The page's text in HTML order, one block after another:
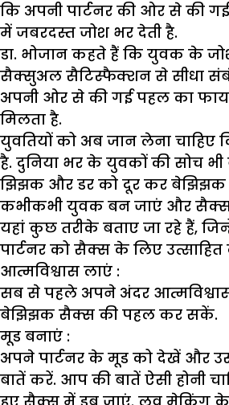
कि अपनी पार्टनर की ओर से की
में जबरदस्त जोश भर देती है.
डा. भोजान कहते हैं कि युवक के
सैक्सुअल सैटिस्फैक्शन से सीधा
अपनी ओर से की गई पहल का
मिलता है.
युवतियों को अब जान लेना चाहिए
है. दुनिया भर के युवकों की सोच भी
झिझक और डर को दूर कर बेझिझक
कभीकभी युवक बन जाएं और
यहां कुछ तरीके बताए जा रहे हैं,
पार्टनर को सैक्स के लिए
आत्मविश्वास लाएं :
सब से पहले अपने अंदर
बेझिझक सैक्स की पहल कर सकें.
मूड बनाएं :
अपने पार्टनर के मूड को देखें और
बातें करें. आप की बातें ऐसी होनी